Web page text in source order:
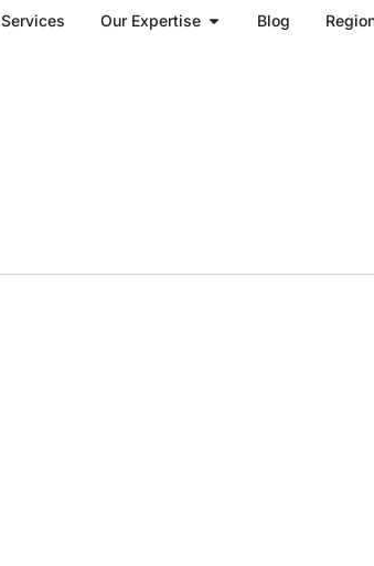
Services Our Expertise Open Our Expertise
Blog